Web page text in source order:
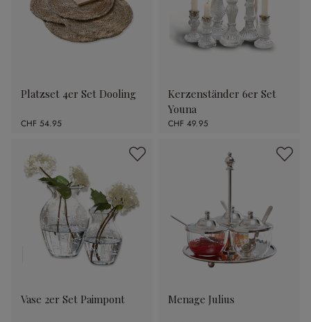
Platzset 4er Set Dooling
CHF 54.95
Kerzenständer 6er Set
Youna
CHF 49.95
Vase 2er Set Paimpont Menage Julius